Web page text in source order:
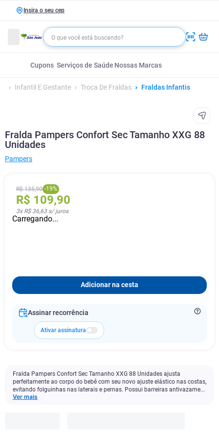
Insira o seu cep
Cupons Serviços de Saúde Nossas Marcas
Infantil E Gestante Troca De Fraldas Fraldas Infantis
Fralda Pampers Confort Sec Tamanho XXG 88
Unidades
Pampers
R$ 135,90 -19%
R$ 109,90
3x R$ 36,63s/ juros
Carregando...
Adicionar na cesta
Assinar recorrência
Ativar assinatura
Fralda Pampers Confort Sec Tamanho XXG 88 Unidades ajusta
perfeitamente ao corpo do bebê com seu novo ajuste elástico nas costas,
evitando folguinhas nas laterais e pernas. Possui barreiras antivazame...
Ver mais